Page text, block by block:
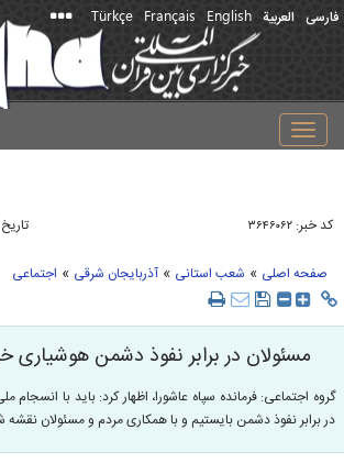
فارسی العربیة English
Français
Türkçe
Toggle
navigation
کد خبر: ۳۶۴۶۰۶۲
صفحه اصلی » شعب استانی » آذربایجان شرقی » اجتماعی
مسئولان در برابر نفوذ دشمن هوشیاری
گروه اجتماعی: فرمانده سپاه عاشورا، اظهار کرد: باید با
در برابر نفوذ دشمن بایستیم و با همکاری مردم و مسئولان نقشه